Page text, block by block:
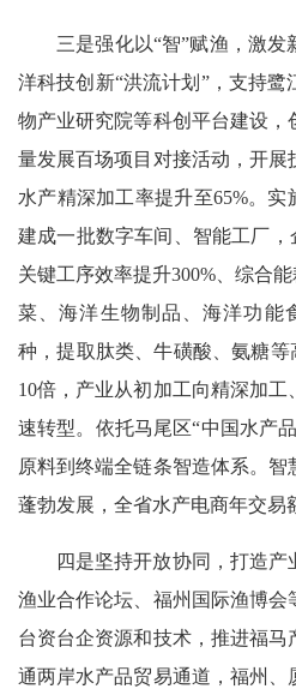
三是强化以“智”赋渔，激
洋科技创新“洪流计划”，支持
物产业研究院等科创平台建设
量发展百场项目对接活动，开展
水产精深加工率提升至65%。实
建成一批数字车间、智能工厂，
关键工序效率提升300%、综合
菜、海洋生物制品、海洋功能
种，提取肽类、牛磺酸、氨糖
10倍，产业从初加工向精深加
速转型。依托马尾区“中国水产
原料到终端全链条智造体系。
蓬勃发展，全省水产电商年交易
四是坚持开放协同，打造
渔业合作论坛、福州国际渔博
台资台企资源和技术，推进福
通两岸水产品贸易通道，福州、